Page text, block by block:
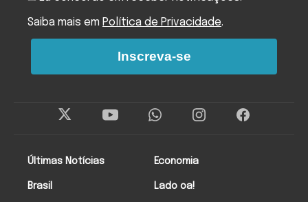
Últimas Notícias
Brasil
Economia
Lado oa!
Saiba mais em Política de Privacidade.
Inscreva-se